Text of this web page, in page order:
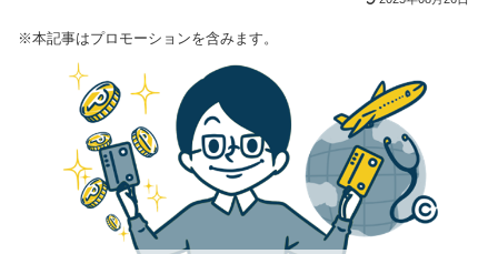
※本記事はプロモーションを含みます。